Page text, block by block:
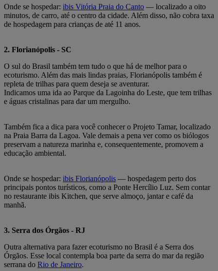
Onde se hospedar: ibis Vitória Praia do Canto — localizado a oito
minutos, de carro, até o centro da cidade. Além disso, não cobra taxa
de hospedagem para crianças de até 11 anos.
2. Florianópolis - SC
O sul do Brasil também tem tudo o que há de melhor para o
ecoturismo. Além das mais lindas praias, Florianópolis também é
repleta de trilhas para quem deseja se aventurar.
Indicamos uma ida ao Parque da Lagoinha do Leste, que tem trilhas
e águas cristalinas para dar um mergulho.
Também fica a dica para você conhecer o Projeto Tamar, localizado
na Praia Barra da Lagoa. Vale demais a pena ver como os biólogos
preservam a natureza marinha e, consequentemente, promovem a
educação ambiental.
Onde se hospedar: ibis Florianópolis — hospedagem perto dos
principais pontos turísticos, como a Ponte Hercílio Luz. Sem contar
no restaurante ibis Kitchen, que serve almoço, jantar e café da
manhã.
3. Serra dos Órgãos - RJ
Outra alternativa para fazer ecoturismo no Brasil é a Serra dos
Órgãos. Esse local contempla boa parte da serra do mar da região
serrana do Rio de Janeiro.